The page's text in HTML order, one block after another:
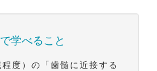
学べること
度）の「歯髄に近接する